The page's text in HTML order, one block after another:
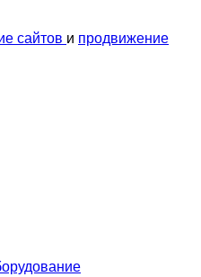
сайтов и продвижение